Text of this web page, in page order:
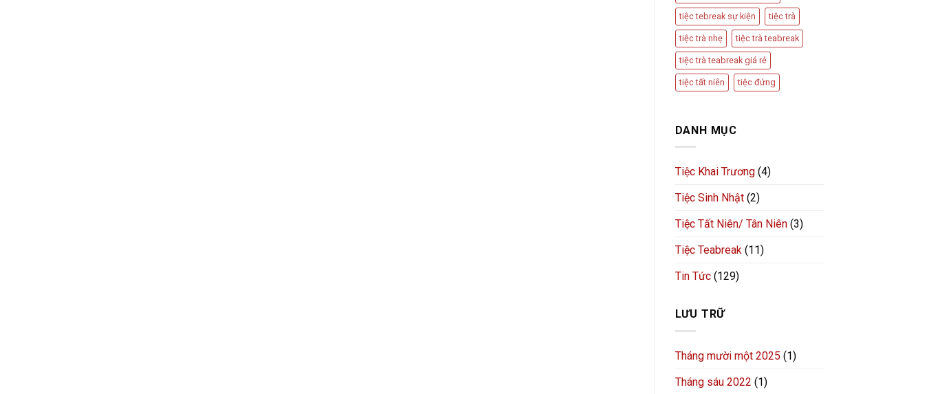
tiệc tebreak sự kiện tiệc trà
tiệc trà nhẹ tiệc trà teabreak
tiệc trà teabreak giá rẻ
tiệc tất niên tiệc đứng
DANH MỤC
Tiệc Khai Trương(4)
Tiệc Sinh Nhật(2)
Tiệc Tất Niên/ Tân Niên(3)
Tiệc Teabreak(11)
Tin Tức(129)
LƯU TRỮ
Tháng mười một 2025 (1)
Tháng sáu 2022 (1)